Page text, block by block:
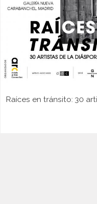
Raíces en tránsito: 30